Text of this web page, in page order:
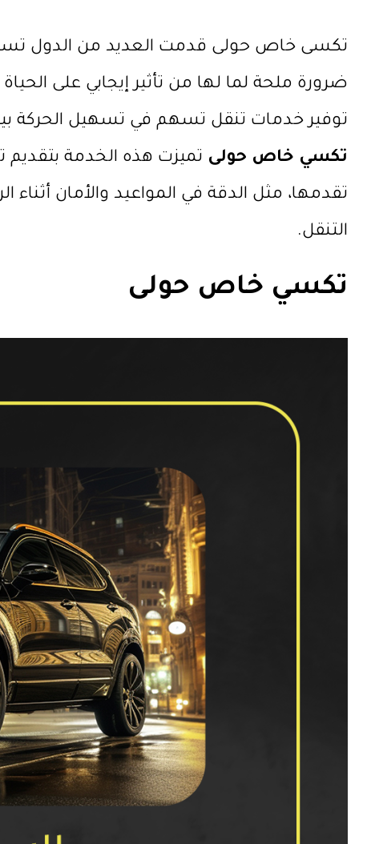
تكسى خاص حولى قدمت العديد من الدول
ضرورة ملحة لما لها من تأثير إيجابي على
توفير خدمات تنقل تسهم في تسهيل الحركة
تكسي خاص حولى تميزت هذه الخدمة بتقديم
تقدمها، مثل الدقة في المواعيد والأمان أثناء
التنقل.
تكسي خاص حولى